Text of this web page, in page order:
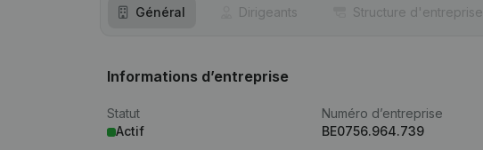
Général Dirigeants Structure d'entreprise
Informations d’entreprise
Statut
Actif
Numéro d’entreprise
BE0756.964.739